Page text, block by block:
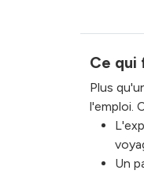
Ce
Plus
l'emploi.
Un